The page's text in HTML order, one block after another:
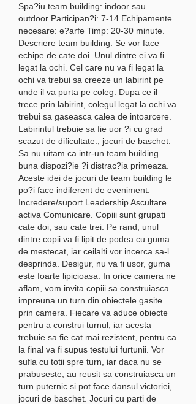
Spa?iu team building: indoor sau
outdoor Participan?i: 7-14 Echipamente
necesare: e?arfe Timp: 20-30 minute.
Descriere team building: Se vor face
echipe de cate doi. Unul dintre ei va fi
legat la ochi. Cel care nu va fi legat la
ochi va trebui sa creeze un labirint pe
unde il va purta pe coleg. Dupa ce il
trece prin labirint, colegul legat la ochi va
trebui sa gaseasca calea de intoarcere.
Labirintul trebuie sa fie uor ?i cu grad
scazut de dificultate., jocuri de baschet.
Sa nu uitam ca intr-un team building
buna dispozi?ie ?i distrac?ia primeaza.
Aceste idei de jocuri de team building le
po?i face indiferent de eveniment.
Incredere/suport Leadership Ascultare
activa Comunicare. Copiii sunt grupati
cate doi, sau cate trei. Pe rand, unul
dintre copii va fi lipit de podea cu guma
de mestecat, iar ceilalti vor incerca sa-l
desprinda. Desigur, nu va fi usor, guma
este foarte lipicioasa. In orice camera ne
aflam, vom invita copiii sa construiasca
impreuna un turn din obiectele gasite
prin camera. Fiecare va aduce obiecte
pentru a construi turnul, iar acesta
trebuie sa fie cat mai rezistent, pentru ca
la final va fi supus testului furtunii. Vor
sufla cu totii spre turn, iar daca nu se
prabuseste, au reusit sa construiasca un
turn puternic si pot face dansul victoriei,
jocuri de baschet. Jocuri cu parti de